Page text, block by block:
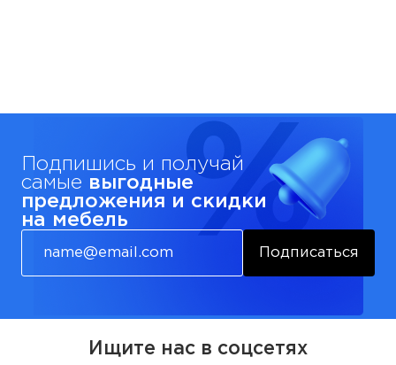
Подпишись и получай
самые выгодные
предложения и скидки
на мебель
Подписаться
Ищите нас в соцсетях